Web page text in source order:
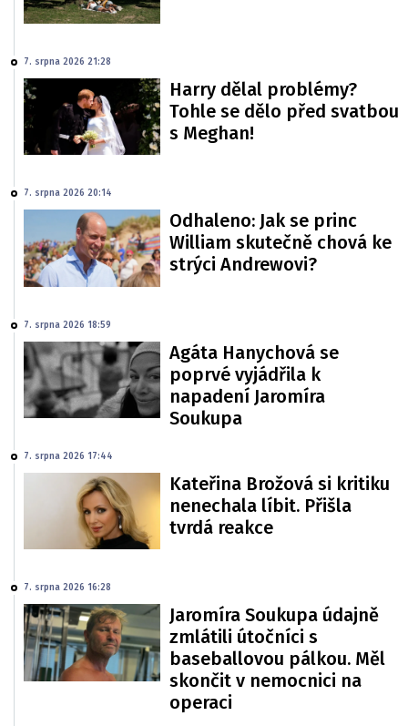
7. srpna 2026 21:28
Harry dělal problémy?
Tohle se dělo před svatbou
s Meghan!
7. srpna 2026 20:14
Odhaleno: Jak se princ
William skutečně chová ke
strýci Andrewovi?
7. srpna 2026 18:59
Agáta Hanychová se
poprvé vyjádřila k
napadení Jaromíra
Soukupa
7. srpna 2026 17:44
Kateřina Brožová si kritiku
nenechala líbit. Přišla
tvrdá reakce
7. srpna 2026 16:28
Jaromíra Soukupa údajně
zmlátili útočníci s
baseballovou pálkou. Měl
skončit v nemocnici na
operaci